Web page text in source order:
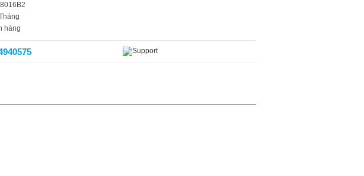
8016B2
hàng